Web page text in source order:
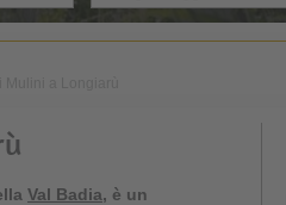
Val Badia, è un